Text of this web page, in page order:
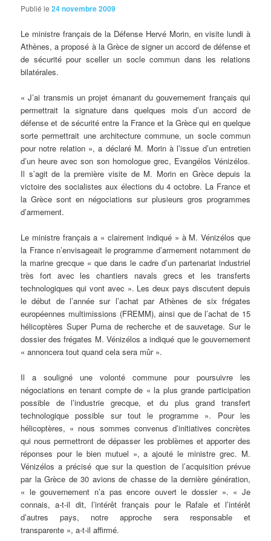
Publié le24 novembre 2009
Le ministre français de la Défense Hervé Morin, en visite lundi à
Athènes, a proposé à la Grèce de signer un accord de défense et
de sécurité pour sceller un socle commun dans les relations
bilatérales.
« J’ai transmis un projet émanant du gouvernement français qui
permettrait la signature dans quelques mois d’un accord de
défense et de sécurité entre la France et la Grèce qui en quelque
sorte permettrait une architecture commune, un socle commun
pour notre relation », a déclaré M. Morin à l’issue d’un entretien
d’un heure avec son son homologue grec, Evangélos Vénizélos.
Il s’agit de la première visite de M. Morin en Grèce depuis la
victoire des socialistes aux élections du 4 octobre. La France et
la Grèce sont en négociations sur plusieurs gros programmes
d’armement.
Le ministre français a « clairement indiqué » à M. Vénizélos que
la France n’envisageait le programme d’armement notamment de
la marine grecque « que dans le cadre d’un partenariat industriel
très fort avec les chantiers navals grecs et les transferts
technologiques qui vont avec ». Les deux pays discutent depuis
le début de l’année sur l’achat par Athènes de six frégates
européennes multimissions (FREMM), ainsi que de l’achat de 15
hélicoptères Super Puma de recherche et de sauvetage. Sur le
dossier des frégates M. Vénizélos a indiqué que le gouvernement
« annoncera tout quand cela sera mûr ».
Il a souligné une volonté commune pour poursuivre les
négociations en tenant compte de « la plus grande participation
possible de l’industrie grecque, et du plus grand transfert
technologique possible sur tout le programme ». Pour les
hélicoptères, « nous sommes convenus d’initiatives concrètes
qui nous permettront de dépasser les problèmes et apporter des
réponses pour le bien mutuel », a ajouté le ministre grec. M.
Vénizélos a précisé que sur la question de l’acquisition prévue
par la Grèce de 30 avions de chasse de la dernière génération,
« le gouvernement n’a pas encore ouvert le dossier ». « Je
connais, a-t-il dit, l’intérêt français pour le Rafale et l’intérêt
d’autres pays, notre approche sera responsable et
transparente », a-t-il affirmé.